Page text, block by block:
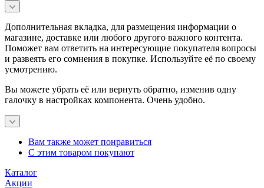
Дополнительная вкладка, для размещения информации о
магазине, доставке или любого другого важного контента.
Поможет вам ответить на интересующие покупателя вопросы
и развеять его сомнения в покупке. Используйте её по своему
усмотрению.
Вы можете убрать её или вернуть обратно, изменив одну
галочку в настройках компонента. Очень удобно.
Вам также может понравиться
С этим товаром покупают
Каталог
Акции